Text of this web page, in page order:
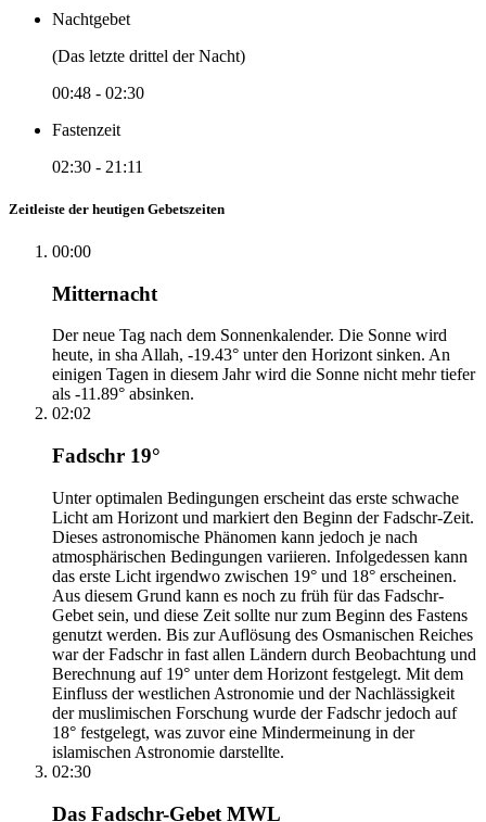
Nachtgebet
(Das letzte drittel der Nacht)
00:48 - 02:30
Fastenzeit
02:30 - 21:11
Zeitleiste der heutigen Gebetszeiten
00:00
Mitternacht
Der neue Tag nach dem Sonnenkalender. Die Sonne wird
heute, in sha Allah, -19.43° unter den Horizont sinken. An
einigen Tagen in diesem Jahr wird die Sonne nicht mehr tiefer
als -11.89° absinken.
02:02
Fadschr 19°
Unter optimalen Bedingungen erscheint das erste schwache
Licht am Horizont und markiert den Beginn der Fadschr-Zeit.
Dieses astronomische Phänomen kann jedoch je nach
atmosphärischen Bedingungen variieren. Infolgedessen kann
das erste Licht irgendwo zwischen 19° und 18° erscheinen.
Aus diesem Grund kann es noch zu früh für das Fadschr-
Gebet sein, und diese Zeit sollte nur zum Beginn des Fastens
genutzt werden. Bis zur Auflösung des Osmanischen Reiches
war der Fadschr in fast allen Ländern durch Beobachtung und
Berechnung auf 19° unter dem Horizont festgelegt. Mit dem
Einfluss der westlichen Astronomie und der Nachlässigkeit
der muslimischen Forschung wurde der Fadschr jedoch auf
18° festgelegt, was zuvor eine Mindermeinung in der
islamischen Astronomie darstellte.
02:30
Das Fadschr-Gebet MWL